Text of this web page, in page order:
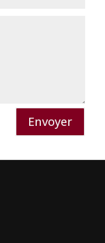
Envoyer